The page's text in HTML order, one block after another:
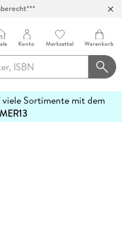
Konto Merkzettel Warenkorb
Sortimente mit dem